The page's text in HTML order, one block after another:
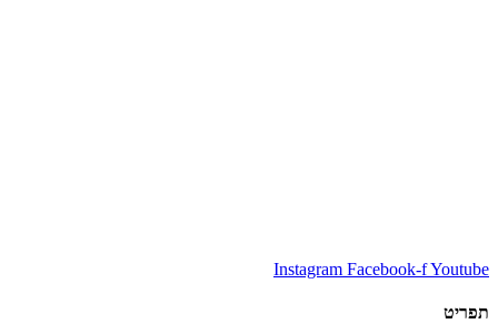
Instagram Facebook-fYoutube
תפריט